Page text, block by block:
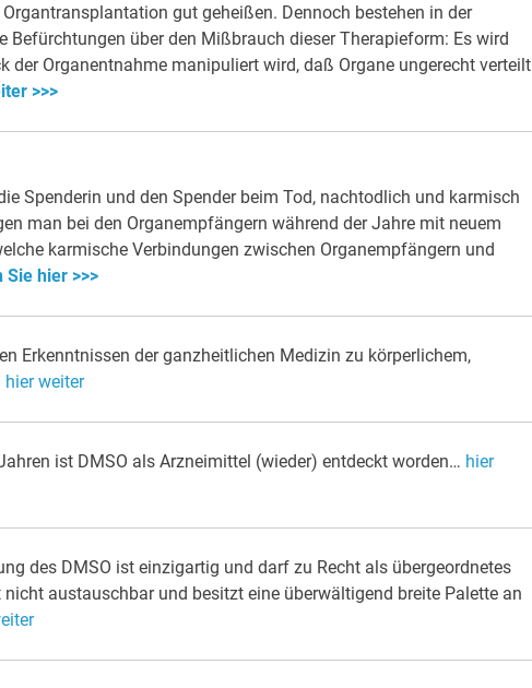
gut geheißen. Dennoch bestehen in der
über den Mißbrauch dieser Therapieform: Es wird
der Organentnahme manipuliert wird, daß Organe ungerecht verteilt
>>>
Spenderin und den Spender beim Tod, nachtodlich und karmisch
man bei den Organempfängern während der Jahre mit neuem
karmische Verbindungen zwischen Organempfängern und
hier >>>
Erkenntnissen der ganzheitlichen Medizin zu körperlichem,
hier weiter
ist DMSO als Arzneimittel (wieder) entdeckt worden… hier
des DMSO ist einzigartig und darf zu Recht als übergeordnetes
austauschbar und besitzt eine überwältigend breite Palette an